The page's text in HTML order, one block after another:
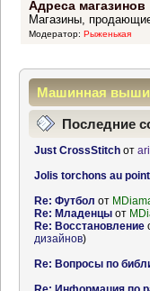
Адреса магазинов
Магазины,
Модератор: Рыженькая
Машинная
Последние
Just CrossStitchот
Jolis torchons au
Re: Футбол от
Re: Младенцыот
Re: Восстановление
дизайнов)
Re: Вопросы по